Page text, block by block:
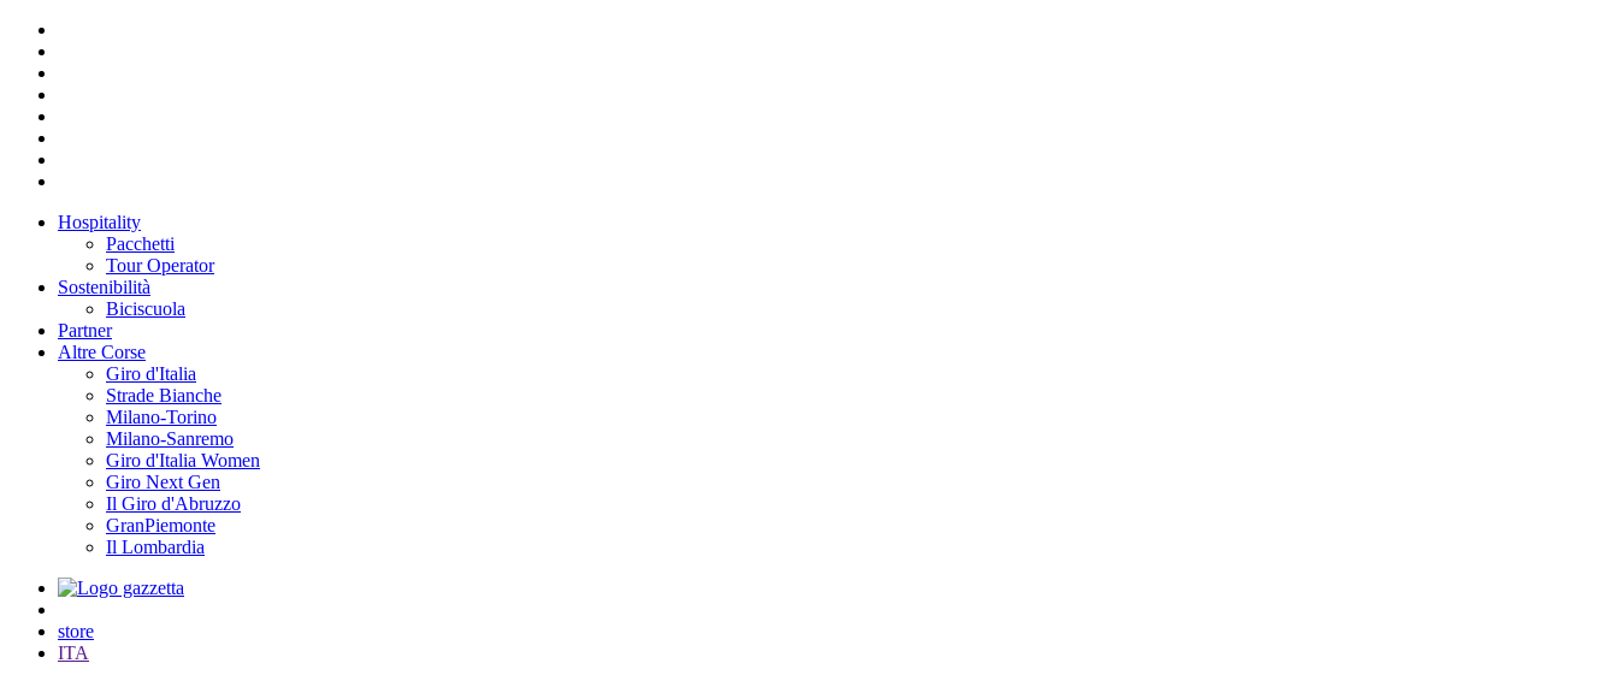
Hospitality
Pacchetti
Tour Operator
Sostenibilità
Biciscuola
Partner
Altre Corse
Giro d'Italia
Strade Bianche
Milano-Torino
Milano-Sanremo
Giro d'Italia Women
Giro Next Gen
Il Giro d'Abruzzo
GranPiemonte
Il Lombardia
store
ITA